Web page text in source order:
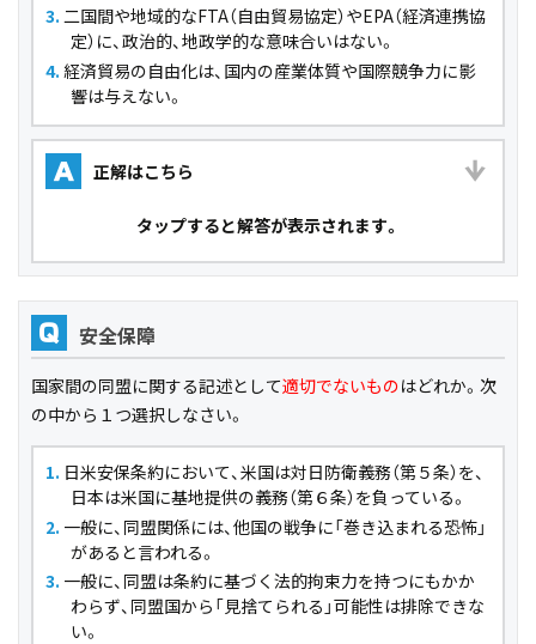
二国間や地域的なFTA（自由貿易協定）やEPA（経済連携協
定）に、政治的、地政学的な意味合いはない。
経済貿易の自由化は、国内の産業体質や国際競争力に影
響は与えない。
正解はこちら
タップすると解答が表示されます。
Q
安全保障
国家間の同盟に関する記述として適切でないものはどれか。次
の中から１つ選択しなさい。
日米安保条約において、米国は対日防衛義務（第５条）を、
日本は米国に基地提供の義務（第６条）を負っている。
一般に、同盟関係には、他国の戦争に「巻き込まれる恐怖」
があると言われる。
一般に、同盟は条約に基づく法的拘束力を持つにもかか
わらず、同盟国から「見捨てられる」可能性は排除できな
い。